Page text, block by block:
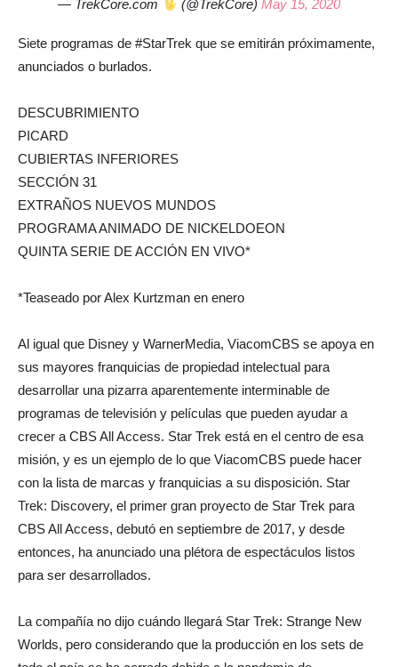
— TrekCore.com (@TrekCore) May 15, 2020
Siete programas de #StarTrek que se emitirán próximamente,
anunciados o burlados.
DESCUBRIMIENTO
PICARD
CUBIERTAS INFERIORES
SECCIÓN 31
EXTRAÑOS NUEVOS MUNDOS
PROGRAMA ANIMADO DE NICKELDOEON
QUINTA SERIE DE ACCIÓN EN VIVO*
*Teaseado por Alex Kurtzman en enero
Al igual que Disney y WarnerMedia, ViacomCBS se apoya en
sus mayores franquicias de propiedad intelectual para
desarrollar una pizarra aparentemente interminable de
programas de televisión y películas que pueden ayudar a
crecer a CBS All Access. Star Trek está en el centro de esa
misión, y es un ejemplo de lo que ViacomCBS puede hacer
con la lista de marcas y franquicias a su disposición. Star
Trek: Discovery, el primer gran proyecto de Star Trek para
CBS All Access, debutó en septiembre de 2017, y desde
entonces, ha anunciado una plétora de espectáculos listos
para ser desarrollados.
La compañía no dijo cuándo llegará Star Trek: Strange New
Worlds, pero considerando que la producción en los sets de